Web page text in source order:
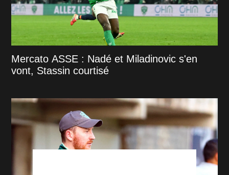
Mercato ASSE : Nadé et Miladinovic s'en
vont, Stassin courtisé